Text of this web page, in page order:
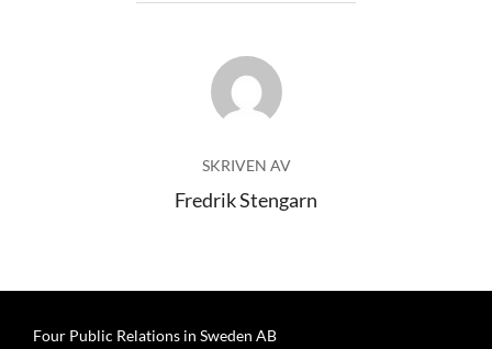
INLÄGGSFÖRFATTARE
SKRIVEN AV
Fredrik Stengarn
Four Public Relations in Sweden AB